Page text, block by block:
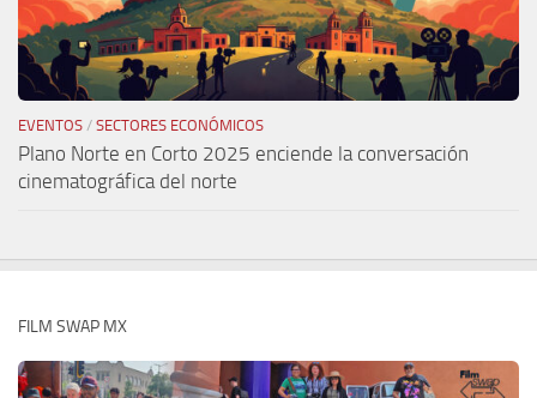
EVENTOS / SECTORES ECONÓMICOS
Plano Norte en Corto 2025 enciende la conversación
cinematográfica del norte
FILM SWAP MX